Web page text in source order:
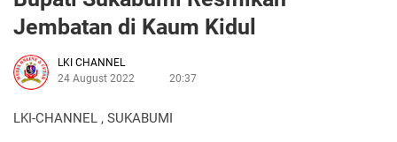
Jembatan di Kaum Kidul
LKI CHANNEL
24 August 2022
20:37
LKI-CHANNEL , SUKABUMI